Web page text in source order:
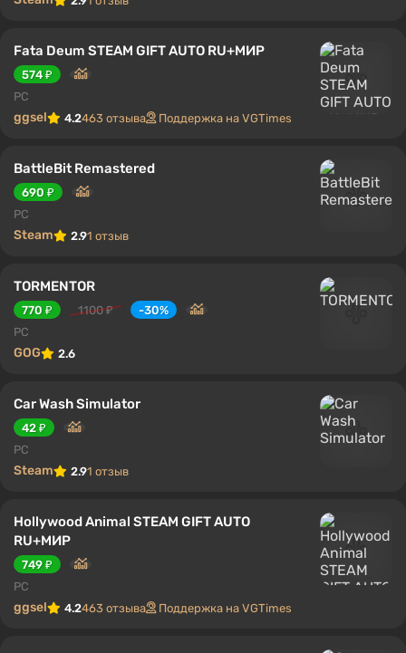
Fata Deum STEAM GIFT AUTO RU+МИР
574 ₽
PC
ggsel 4.2463 отзыва Поддержка на VGTimes
BattleBit Remastered
690 ₽
PC
Steam 2.91 отзыв
TORMENTOR
770 ₽ 1100 ₽
-30%
PC
GOG 2.6
Car Wash Simulator
42 ₽
PC
Steam 2.91 отзыв
Hollywood Animal STEAM GIFT AUTO
RU+МИР
749 ₽
PC
ggsel 4.2463 отзыва Поддержка на VGTimes